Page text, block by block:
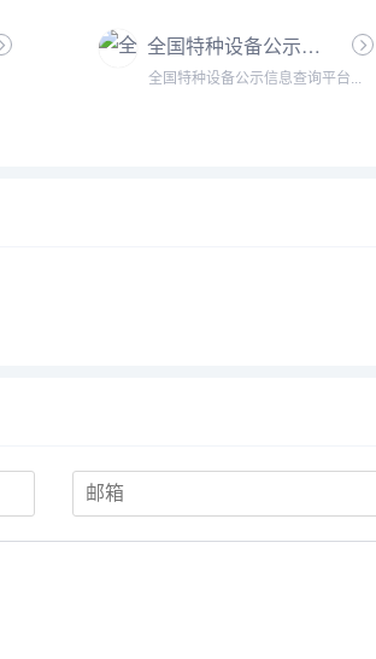
全国特种设备公示信息查询平台
全国特种设备公示信息查询平台...